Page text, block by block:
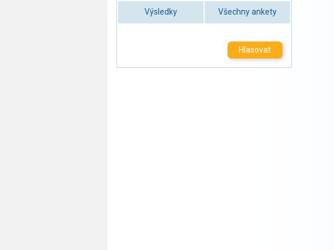
Výsledky Všechny ankety
Hlasovat